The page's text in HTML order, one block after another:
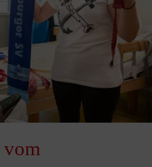
vom